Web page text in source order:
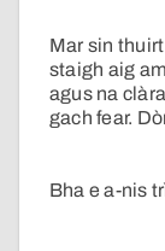
Mar sin
staigh aig
agus na
gach fear.
Bha e a-nis